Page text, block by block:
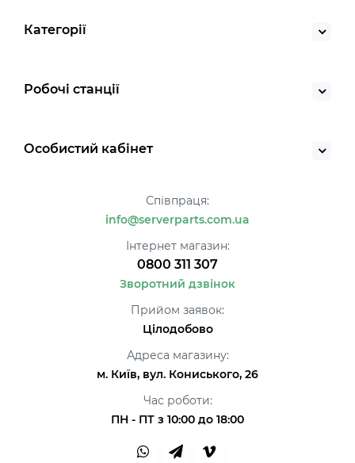
Категорії
Робочі станції
Особистий кабінет
Співпраця:
info@serverparts.com.ua
Інтернет магазин:
0800 311 307
Зворотний дзвінок
Прийом заявок:
Цілодобово
Адреса магазину:
м. Київ, вул. Кониського, 26
Час роботи:
ПН - ПТ з 10:00 до 18:00